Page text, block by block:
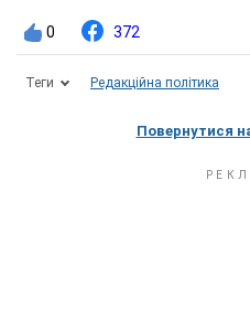
0 372
Теги Редакційна політика
Повернутися